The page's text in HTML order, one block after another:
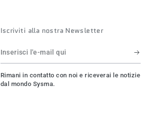
Iscriviti alla nostra Newsletter
Inserisci
l'e-
mail
Rimani in contatto con noi e riceverai le notizie
dal mondo Sysma.